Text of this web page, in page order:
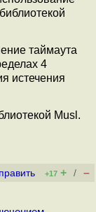
таймаута
4
истечения
Musl.
+17 + / –